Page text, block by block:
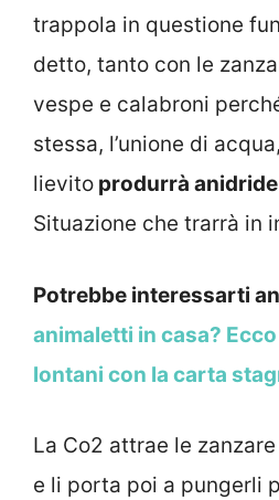
trappola in questione
detto, tanto con le
vespe e calabroni
stessa, l’unione di
lievito produrrà
Situazione che trarrà in
Potrebbe interessarti
animaletti in casa?
lontani con la carta
La Co2 attrae le
e li porta poi a pungerli